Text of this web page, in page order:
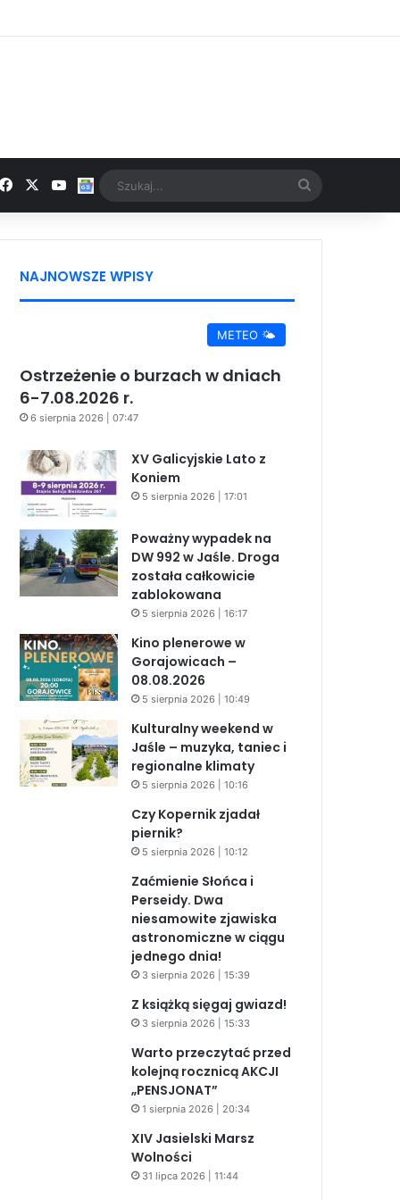
FacebookYouTubeGoogle News
NAJNOWSZE WPISY
METEO 🌤️
Ostrzeżenie o burzach w dniach
6-7.08.2026 r.
6 sierpnia 2026 | 07:47
XV Galicyjskie Lato z
Koniem
5 sierpnia 2026 | 17:01
Poważny wypadek na
DW 992 w Jaśle. Droga
została całkowicie
zablokowana
5 sierpnia 2026 | 16:17
Kino plenerowe w
Gorajowicach –
08.08.2026
5 sierpnia 2026 | 10:49
Kulturalny weekend w
Jaśle – muzyka, taniec i
regionalne klimaty
5 sierpnia 2026 | 10:16
Czy Kopernik zjadał
piernik?
5 sierpnia 2026 | 10:12
Zaćmienie Słońca i
Perseidy. Dwa
niesamowite zjawiska
astronomiczne w ciągu
jednego dnia!
3 sierpnia 2026 | 15:39
Z książką sięgaj gwiazd!
3 sierpnia 2026 | 15:33
Warto przeczytać przed
kolejną rocznicą AKCJI
„PENSJONAT”
1 sierpnia 2026 | 20:34
XIV Jasielski Marsz
Wolności
31 lipca 2026 | 11:44